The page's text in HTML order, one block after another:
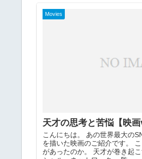
Movies
天才の思考と苦悩【映画
こんにちは。 あの世界最大の
を描いた映画のご紹介です。
があったのか。 天才が巻き起